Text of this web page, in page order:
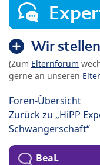
Wir
(Zum Elternforum
gerne an unseren
Foren-Übersicht
Zurück zu „HiPP
Schwangerschaft“
BeaL